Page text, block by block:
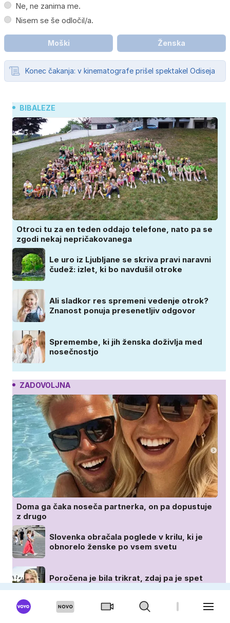
Ne, ne zanima me.
Nisem se še odločil/a.
Moški Ženska
Konec čakanja: v kinematografe prišel spektakel Odiseja
BIBALEZE
Otroci tu za en teden oddajo telefone, nato pa se
zgodi nekaj nepričakovanega
Le uro iz Ljubljane se skriva pravi naravni
čudež: izlet, ki bo navdušil otroke
Ali sladkor res spremeni vedenje otrok?
Znanost ponuja presenetljiv odgovor
Spremembe, ki jih ženska doživlja med
nosečnostjo
ZADOVOLJNA
Doma ga čaka noseča partnerka, on pa dopustuje
z drugo
Slovenka obračala poglede v krilu, ki je
obnorelo ženske po vsem svetu
Poročena je bila trikrat, zdaj pa je spet